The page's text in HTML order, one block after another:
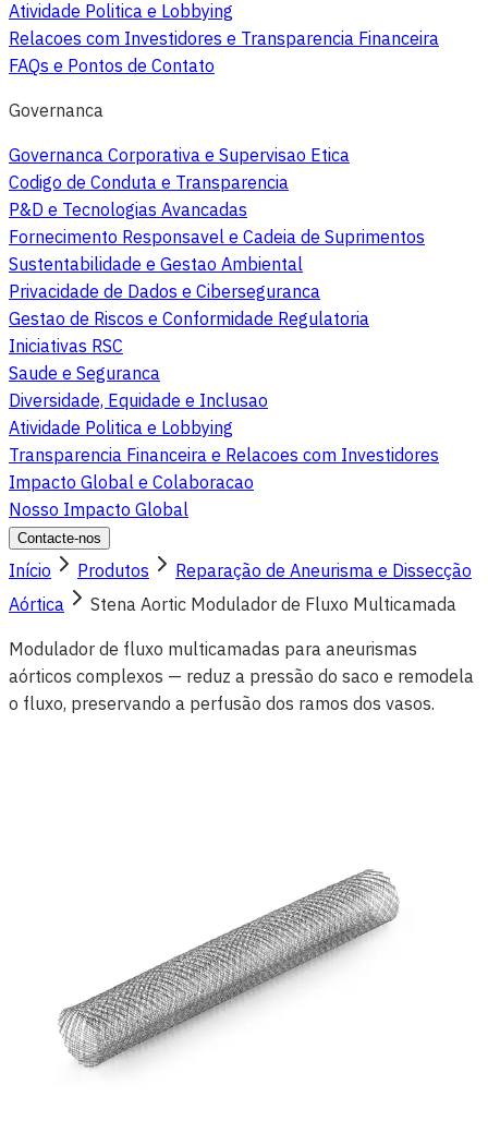
Atividade Politica e Lobbying
Relacoes com Investidores e Transparencia Financeira
FAQs e Pontos de Contato
Governanca
Governanca Corporativa e Supervisao Etica
Codigo de Conduta e Transparencia
P&D e Tecnologias Avancadas
Fornecimento Responsavel e Cadeia de Suprimentos
Sustentabilidade e Gestao Ambiental
Privacidade de Dados e Ciberseguranca
Gestao de Riscos e Conformidade Regulatoria
Iniciativas RSC
Saude e Seguranca
Diversidade, Equidade e Inclusao
Atividade Politica e Lobbying
Transparencia Financeira e Relacoes com Investidores
Impacto Global e Colaboracao
Nosso Impacto Global
Contacte-nos
Início Produtos
Reparação de Aneurisma e Dissecção
Aórtica
Stena Aortic Modulador de Fluxo Multicamada
Modulador de fluxo multicamadas para aneurismas
aórticos complexos — reduz a pressão do saco e remodela
o fluxo, preservando a perfusão dos ramos dos vasos.